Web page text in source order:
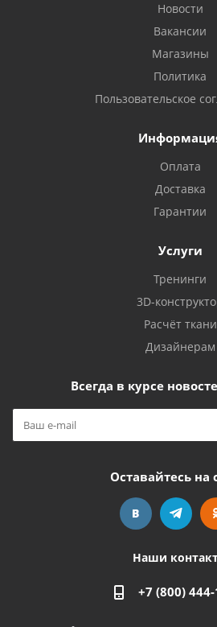
Новости
Вакансии
Магазины
Политика
Пользовательское
Оплата
Доставка
Гарантии
Услуги
Тренинги
3D-
Расчёт ткани
Дизайнерам
Всегда в курсе
Оставайтесь на
Наши
+7 (800)